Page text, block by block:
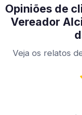
Opiniões de
Vereador
Veja os relatos